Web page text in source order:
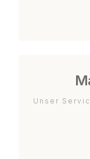
Unser